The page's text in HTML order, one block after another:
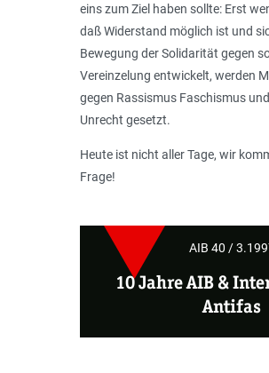
eins zum Ziel haben sollte: Erst
daß Widerstand möglich ist und
Bewegung der Solidarität gegen
Vereinzelung entwickelt, werden
gegen Rassismus Faschismus
Unrecht gesetzt.
Heute ist nicht aller Tage, wir
Frage!
AIB 40 /
10 Jahre AIB &
Antifas